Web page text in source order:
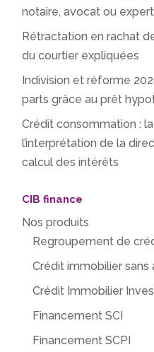
notaire, avocat ou
Rétractation en rachat
du courtier expliquées
Indivision et réforme
parts grâce au prêt
Crédit consommation :
l’interprétation de la
calcul des intérêts
CIB finance
Nos produits
Regroupement de
Crédit immobilier sans
Crédit Immobilier
Financement SCI
Financement SCPI